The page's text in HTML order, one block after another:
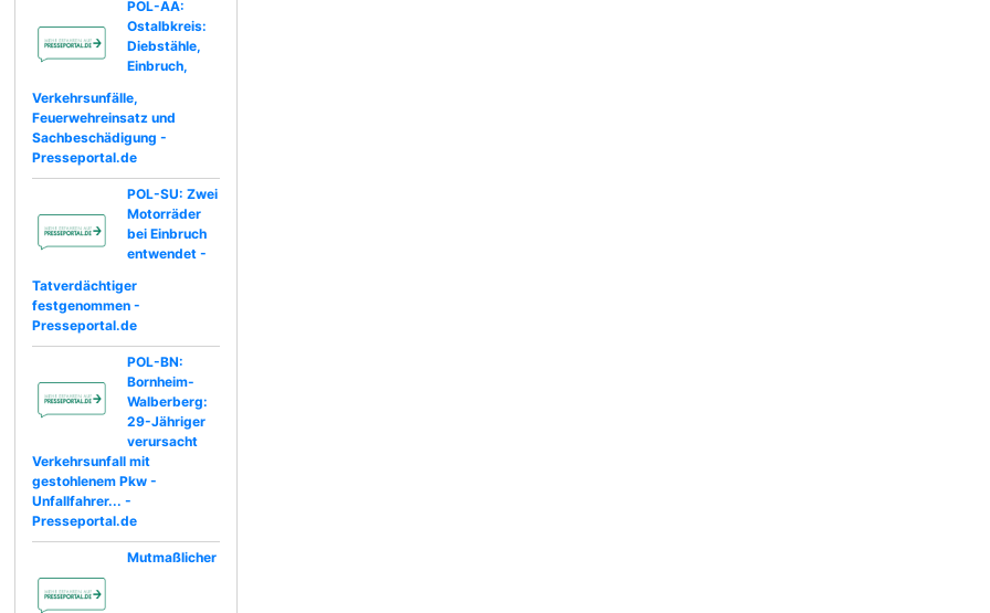
POL-AA:
Ostalbkreis:
Diebstähle,
Einbruch,
Verkehrsunfälle,
Feuerwehreinsatz und
Sachbeschädigung -
Presseportal.de
POL-SU: Zwei
Motorräder
bei Einbruch
entwendet -
Tatverdächtiger
festgenommen -
Presseportal.de
POL-BN:
Bornheim-
Walberberg:
29-Jähriger
verursacht
Verkehrsunfall mit
gestohlenem Pkw -
Unfallfahrer... -
Presseportal.de
Mutmaßlicher